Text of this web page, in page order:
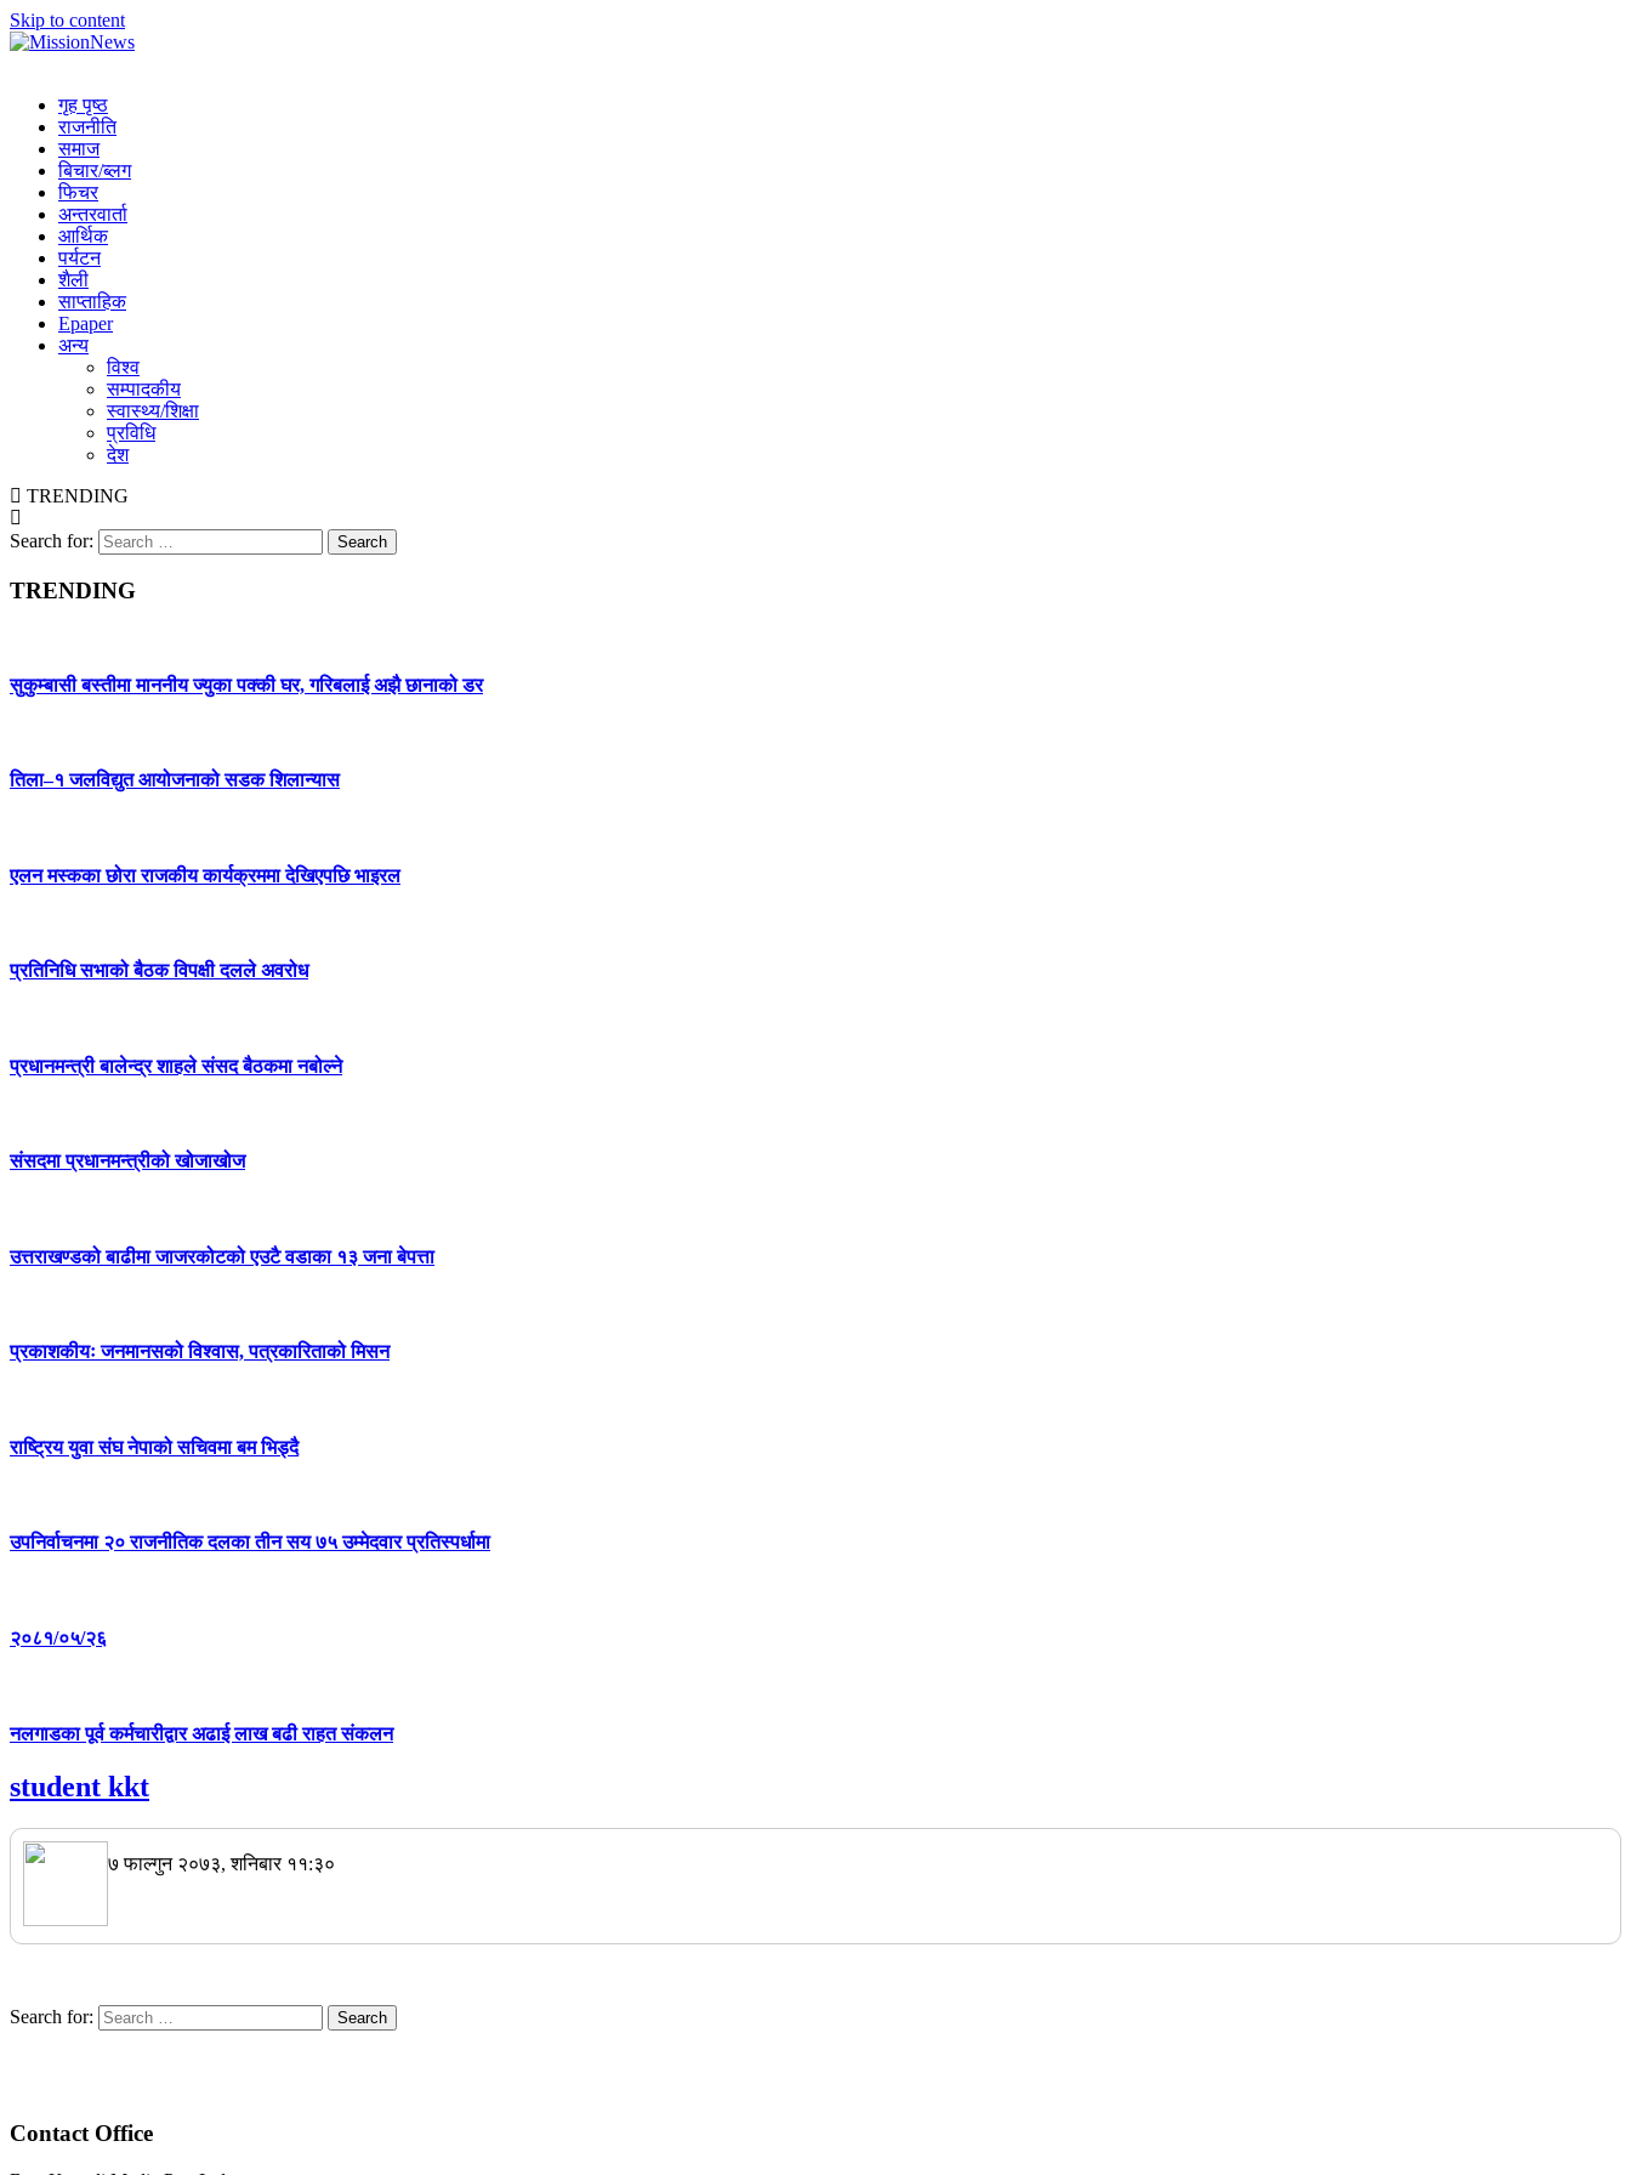
Skip to content
गृह पृष्ठ
राजनीति
समाज
बिचार/ब्लग
फिचर
अन्तरवार्ता
आर्थिक
पर्यटन
शैली
साप्ताहिक
Epaper
अन्य
विश्व
सम्पादकीय
स्वास्थ्य/शिक्षा
प्रविधि
देश
TRENDING
Search for:
TRENDING
सुकुम्बासी बस्तीमा माननीय ज्युका पक्की घर, गरिबलाई अझै छानाको डर
तिला–१ जलविद्युत आयोजनाको सडक शिलान्यास
एलन मस्कका छोरा राजकीय कार्यक्रममा देखिएपछि भाइरल
प्रतिनिधि सभाको बैठक विपक्षी दलले अवरोध
प्रधानमन्त्री बालेन्द्र शाहले संसद बैठकमा नबोल्ने
संसदमा प्रधानमन्त्रीको खोजाखोज
उत्तराखण्डको बाढीमा जाजरकोटको एउटै वडाका १३ जना बेपत्ता
प्रकाशकीयः जनमानसको विश्वास, पत्रकारिताको मिसन
राष्ट्रिय युवा संघ नेपाको सचिवमा बम भिड्दै
उपनिर्वाचनमा २० राजनीतिक दलका तीन सय ७५ उम्मेदवार प्रतिस्पर्धामा
२०८१/०५/२६
नलगाडका पूर्व कर्मचारीद्वार अढाई लाख बढी राहत संकलन
student kkt
७ फाल्गुन २०७३, शनिबार ११:३०
Search for:
Contact Office